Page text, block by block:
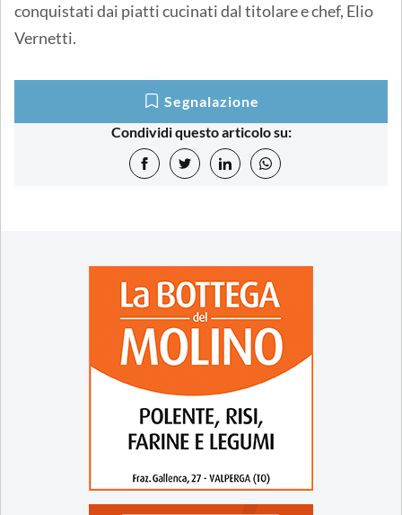
conquistati dai piatti cucinati dal titolare e chef, Elio
Vernetti.
Segnalazione
Condividi questo articolo su: